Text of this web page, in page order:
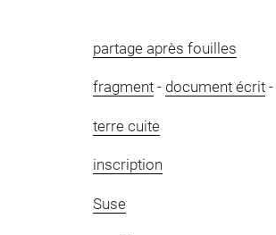
partage après fouilles
fragment- document écrit-
terre cuite
inscription
Suse